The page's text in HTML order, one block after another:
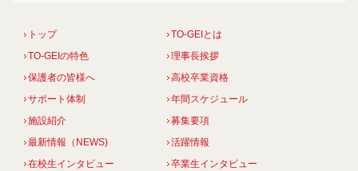
トップ
TO-GEIとは
TO-GEIの特色
理事長挨拶
保護者の皆様へ
高校卒業資格
サポート体制
年間スケジュール
施設紹介
募集要項
最新情報（NEWS)
活躍情報
在校生インタビュー
卒業生インタビュー